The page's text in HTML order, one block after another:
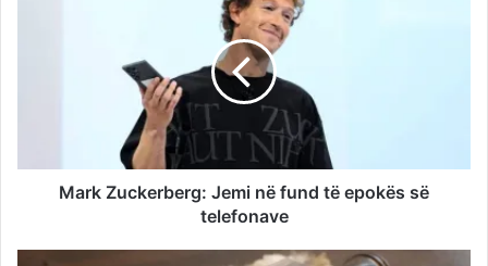
Mark Zuckerberg: Jemi në fund të epokës së
telefonave